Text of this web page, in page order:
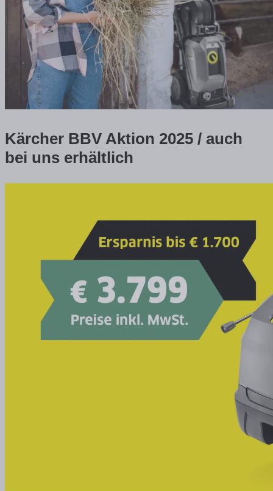
Kärcher BBV Aktion 2025 / auch
bei uns erhältlich